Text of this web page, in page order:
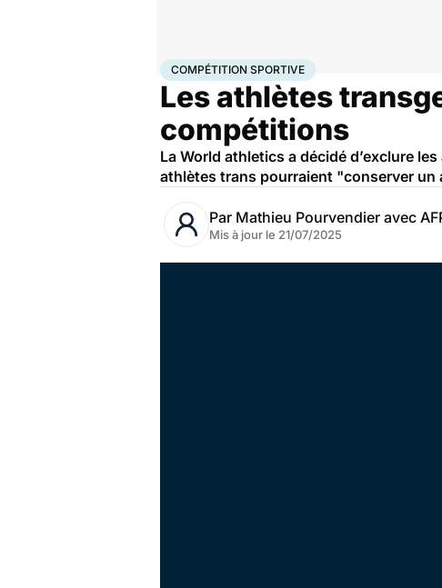
AccueilBien-êtreSport santé Compétition sportive
COMPÉTITION SPORTIVE
Les athlètes
compétitions
La World athletics a décidé d’exclure
athlètes trans pourraient "conserver
Par Mathieu Pourvendier avec
Mis à jour le 21/07/2025